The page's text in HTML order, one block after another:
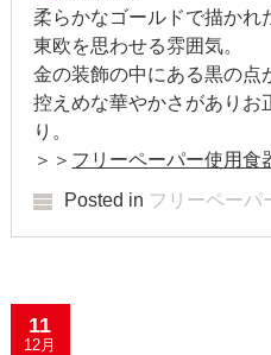
柔らかなゴールドで描かれ
東欧を思わせる雰囲気。
金の装飾の中にある黒の点
控えめな華やかさがありお
り。
＞＞ フリーペーパー使用食
Posted in フリーペーパ
11
12月